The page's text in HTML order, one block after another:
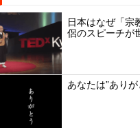
日本はなぜ「宗
侶のスピーチが
あなたは”あり